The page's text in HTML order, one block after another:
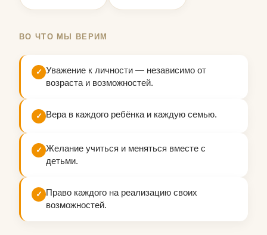
ВО ЧТО МЫ ВЕРИМ
✓ Уважение к личности — независимо от
возраста и возможностей.
✓ Вера в каждого ребёнка и каждую семью.
✓ Желание учиться и меняться вместе с
детьми.
✓
Право каждого на реализацию своих
возможностей.